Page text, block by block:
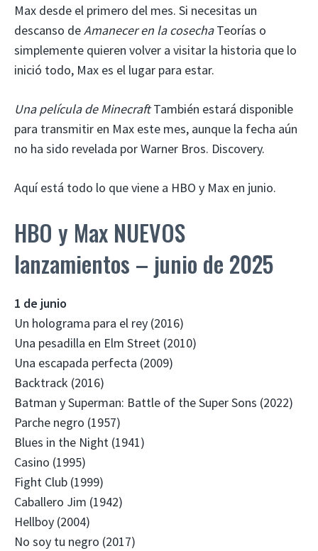
Max desde el primero del mes. Si necesitas un
descanso deAmanecer en la cosechaTeorías o
simplemente quieren volver a visitar la historia que lo
inició todo, Max es el lugar para estar.
Una película de MinecraftTambién estará disponible
para transmitir en Max este mes, aunque la fecha aún
no ha sido revelada por Warner Bros. Discovery.
Aquí está todo lo que viene a HBO y Max en junio.
HBO y Max NUEVOS
lanzamientos – junio de 2025
1 de junio
Un holograma para el rey (2016)
Una pesadilla en Elm Street (2010)
Una escapada perfecta (2009)
Backtrack (2016)
Batman y Superman: Battle of the Super Sons (2022)
Parche negro (1957)
Blues in the Night (1941)
Casino (1995)
Fight Club (1999)
Caballero Jim (1942)
Hellboy (2004)
No soy tu negro (2017)